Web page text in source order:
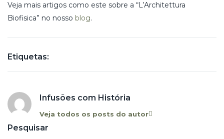
Veja mais artigos como este sobre a “L’Architettura
Biofisica” no nosso blog.
Etiquetas:
Infusões com História
Veja todos os posts do autor
Pesquisar